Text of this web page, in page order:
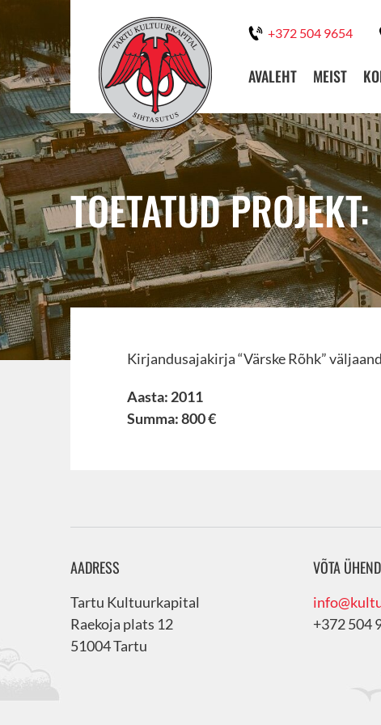
+372 504 9654
AVALEHT MEIST
TOETATUD
Kirjandusajakirja “Värske Rõhk”
Aasta: 2011
Summa: 800 €
AADRESS
Tartu Kultuurkapital
Raekoja plats 12
51004 Tartu
VÕTA
+372 504